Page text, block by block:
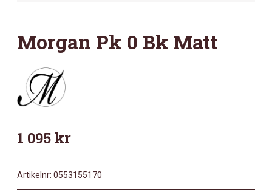
Morgan Pk 0 Bk Matt
1 095 kr
Artikelnr: 0553155170